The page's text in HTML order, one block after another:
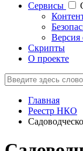
Cервисы
Версия
Скрипты
О проекте
Главная
Реестр НКО